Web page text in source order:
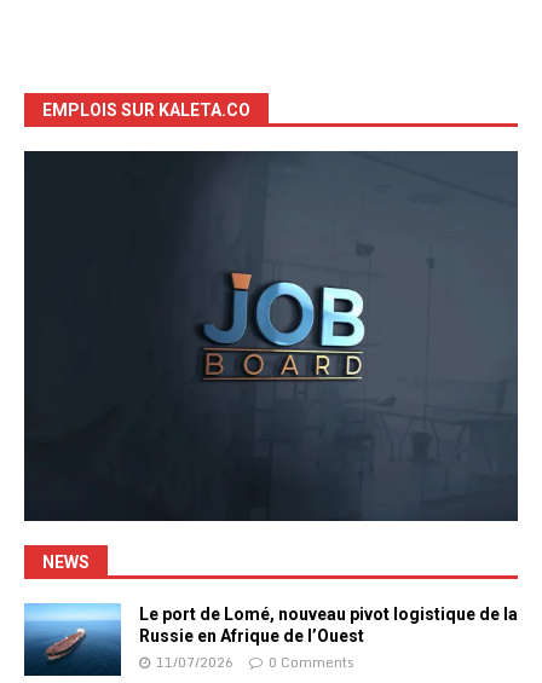
EMPLOIS SUR KALETA.CO
NEWS
Le port de Lomé, nouveau pivot logistique de la
Russie en Afrique de l’Ouest
11/07/2026 0 Comments